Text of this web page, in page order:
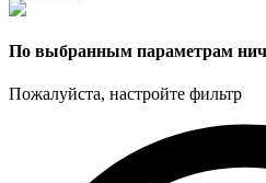
По выбранным параметрам
Пожалуйста, настройте фильтр